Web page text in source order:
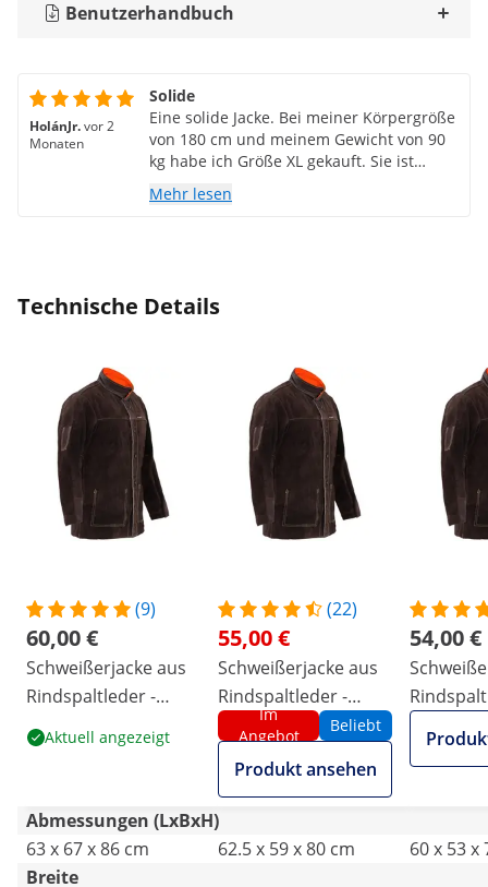
Benutzerhandbuch
HolánJr.vor 2
Monaten
Solide
Eine solide Jacke. Bei meiner Körpergröße
von 180 cm und meinem Gewicht von 90
kg habe ich Größe XL gekauft. Sie ist
etwas lockerer, aber trotzdem bequem.
Mehr lesen
Technische Details
(9)
60,00 €
Schweißerjacke aus
Rindspaltleder -
Größe XL
Aktuell angezeigt
(22)
55,00 €
Schweißerjacke aus
Rindspaltleder -
Größe L
Im
Angebot
Beliebt
Produkt ansehen
54,00 €
Abmessungen (LxBxH)
63 x 67 x 86 cm
62.5 x 59 x 80 cm
60 x 53 x
Breite